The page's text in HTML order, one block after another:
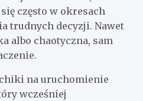
często w okresach
trudnych decyzji. Nawet
albo chaotyczna, sam
na uruchomienie
wcześniej